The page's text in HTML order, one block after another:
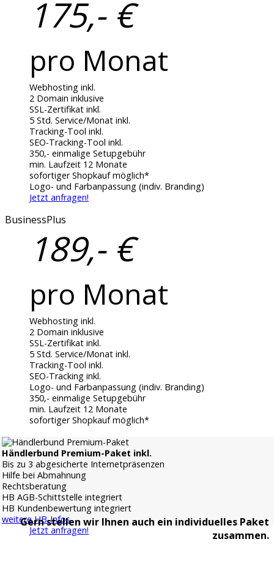
175,- €
pro Monat
Webhosting inkl.
2 Domain inklusive
SSL-Zertifikat inkl.
5 Std. Service/Monat inkl.
Tracking-Tool inkl.
SEO-Tracking-Tool inkl.
350,- einmalige Setupgebühr
min. Laufzeit 12 Monate
sofortiger Shopkauf möglich*
Logo- und Farbanpassung (indiv. Branding)
Jetzt anfragen!
BusinessPlus
189,- €
pro Monat
Webhosting inkl.
2 Domain inklusive
SSL-Zertifikat inkl.
5 Std. Service/Monat inkl.
Tracking-Tool inkl.
SEO-Tracking inkl.
Logo- und Farbanpassung (indiv. Branding)
350,- einmalige Setupgebühr
min. Laufzeit 12 Monate
sofortiger Shopkauf möglich*
Händlerbund Premium-Paket inkl.
Bis zu 3 abgesicherte Internetpräsenzen
Hilfe bei Abmahnung
Rechtsberatung
HB AGB-Schittstelle integriert
HB Kundenbewertung integriert
weitere HB-Infos
Jetzt anfragen!
Gern stellen wir Ihnen auch ein individuelles Paket
zusammen.